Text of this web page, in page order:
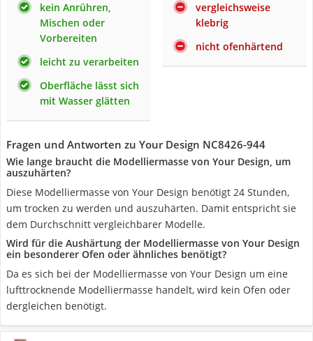
kein Anrühren,
Mischen oder
Vorbereiten
leicht zu verarbeiten
Oberfläche lässt sich
mit Wasser glätten
vergleichsweise
klebrig
nicht ofenhärtend
Fragen und Antworten zu Your Design NC8426-944
Wie lange braucht die Modelliermasse von Your Design, um
auszuhärten?
Diese Modelliermasse von Your Design benötigt 24 Stunden,
um trocken zu werden und auszuhärten. Damit entspricht sie
dem Durchschnitt vergleichbarer Modelle.
Wird für die Aushärtung der Modelliermasse von Your Design
ein besonderer Ofen oder ähnliches benötigt?
Da es sich bei der Modelliermasse von Your Design um eine
lufttrocknende Modelliermasse handelt, wird kein Ofen oder
dergleichen benötigt.